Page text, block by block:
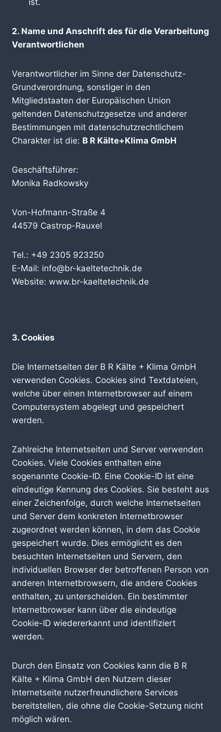
ist.
2. Name und Anschrift des für die Verarbeitung
Verantwortlichen
Verantwortlicher im Sinne der Datenschutz-
Grundverordnung, sonstiger in den
Mitgliedstaaten der Europäischen Union
geltenden Datenschutzgesetze und anderer
Bestimmungen mit datenschutzrechtlichem
Charakter ist die: B R Kälte+Klima GmbH
Geschäftsführer:
Monika Radkowsky
Von-Hofmann-Straße 4
44579 Castrop-Rauxel
Tel.: +49 2305 923250
E-Mail: info@br-kaeltetechnik.de
Website: www.br-kaeltetechnik.de
3. Cookies
Die Internetseiten der B R Kälte + Klima GmbH
verwenden Cookies. Cookies sind Textdateien,
welche über einen Internetbrowser auf einem
Computersystem abgelegt und gespeichert
werden.
Zahlreiche Internetseiten und Server verwenden
Cookies. Viele Cookies enthalten eine
sogenannte Cookie-ID. Eine Cookie-ID ist eine
eindeutige Kennung des Cookies. Sie besteht aus
einer Zeichenfolge, durch welche Internetseiten
und Server dem konkreten Internetbrowser
zugeordnet werden können, in dem das Cookie
gespeichert wurde. Dies ermöglicht es den
besuchten Internetseiten und Servern, den
individuellen Browser der betroffenen Person von
anderen Internetbrowsern, die andere Cookies
enthalten, zu unterscheiden. Ein bestimmter
Internetbrowser kann über die eindeutige
Cookie-ID wiedererkannt und identifiziert
werden.
Durch den Einsatz von Cookies kann die B R
Kälte + Klima GmbH den Nutzern dieser
Internetseite nutzerfreundlichere Services
bereitstellen, die ohne die Cookie-Setzung nicht
möglich wären.